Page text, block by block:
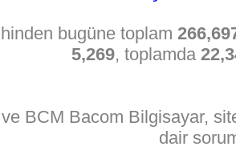
bugüne toplam
5,269, toplamda
BCM Bacom Bilgisayar,
dair